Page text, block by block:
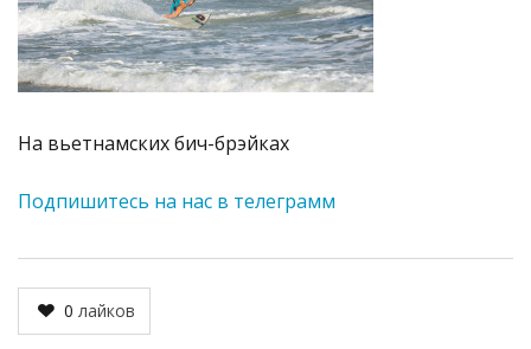
На вьетнамских бич-брэйках
Подпишитесь на нас в телеграмм
0 лайков